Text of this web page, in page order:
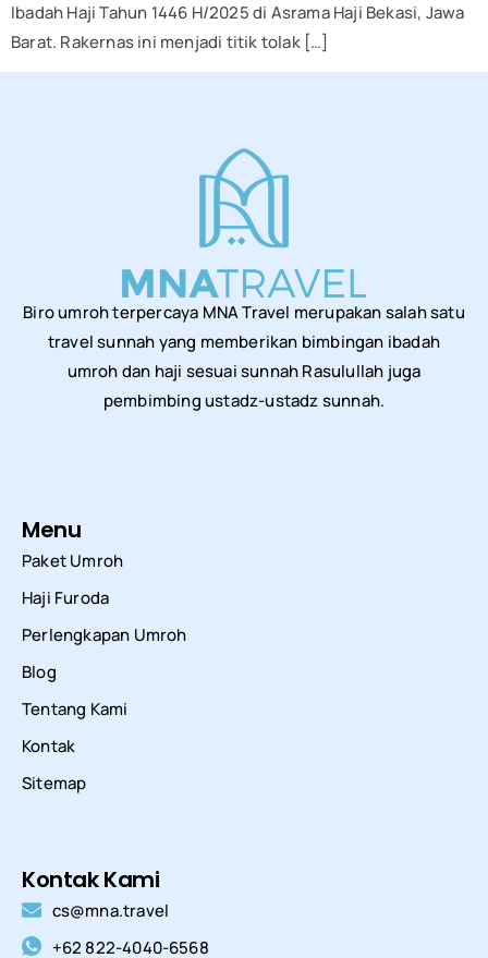
Ibadah Haji Tahun 1446 H/2025 di Asrama Haji Bekasi, Jawa
Barat. Rakernas ini menjadi titik tolak […]
Biro umroh terpercaya MNA Travel merupakan salah satu
travel sunnah yang memberikan bimbingan ibadah
umroh dan haji sesuai sunnah Rasulullah juga
pembimbing ustadz-ustadz sunnah.
Menu
Paket Umroh
Haji Furoda
Perlengkapan Umroh
Blog
Tentang Kami
Kontak
Sitemap
Kontak Kami
cs@mna.travel
+62 822-4040-6568